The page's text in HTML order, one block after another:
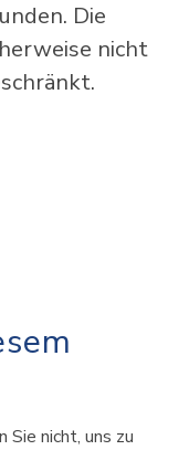
Die
nicht
Sie nicht, uns zu